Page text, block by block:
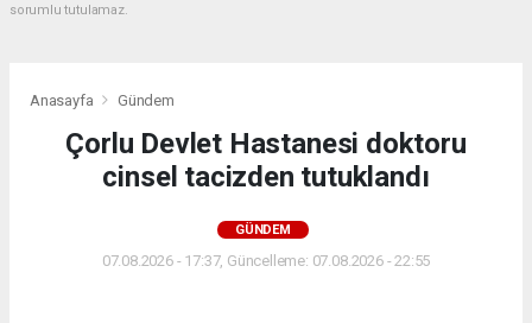
sorumlu tutulamaz.
Anasayfa Gündem
Çorlu Devlet Hastanesi doktoru
cinsel tacizden tutuklandı
GÜNDEM
07.08.2026 - 17:37, Güncelleme: 07.08.2026 - 22:55